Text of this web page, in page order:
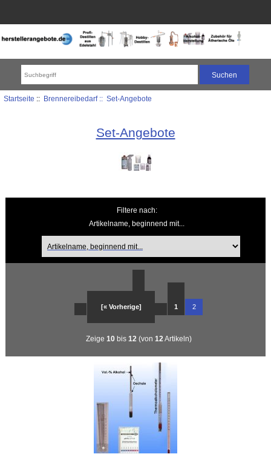
Startseite :: Brennereibedarf :: Set-Angebote
Set-Angebote
Filtere nach:
Artikelname, beginnend mit...
[« Vorherige] 1 2
Zeige 10bis 12 (von 12 Artikeln)